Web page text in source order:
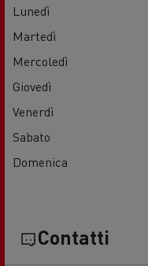
Lunedì
Martedì
Mercoledì
Giovedì
Venerdì
Sabato
Domenica
Contatti